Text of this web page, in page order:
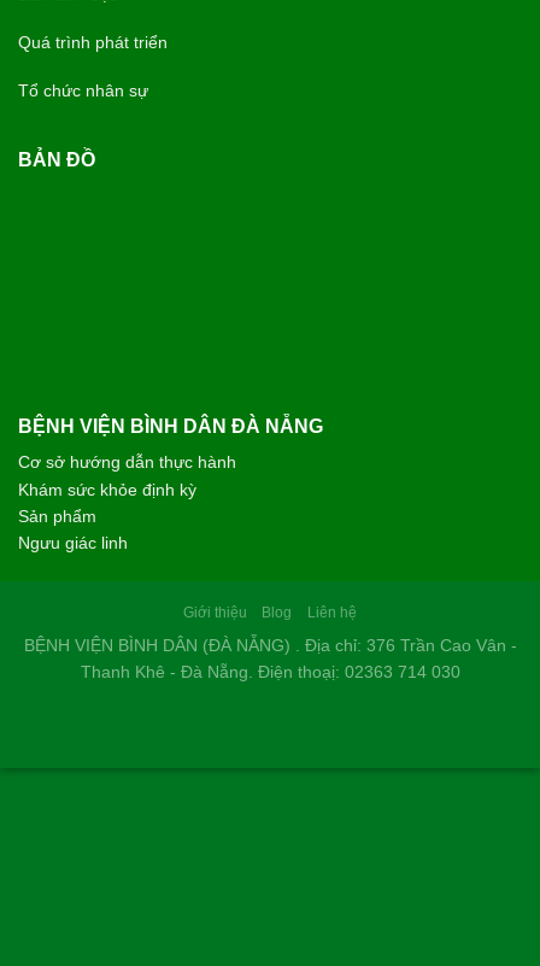
Quá trình phát triển
Tổ chức nhân sự
BẢN ĐỒ
BỆNH VIỆN BÌNH DÂN ĐÀ NẴNG
Cơ sở hướng dẫn thực hành
Khám sức khỏe định kỳ
Sản phẩm
Ngưu giác linh
Giới thiệu Blog Liên hệ
BỆNH VIỆN BÌNH DÂN (ĐÀ NẴNG) . Địa chỉ: 376 Trần Cao Vân -
Thanh Khê - Đà Nẵng. Điện thoạị: 02363 714 030